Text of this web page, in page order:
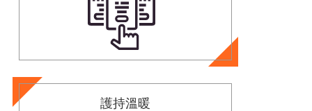
護持溫暖